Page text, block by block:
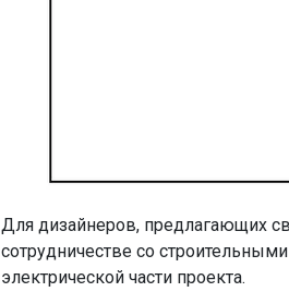
Для дизайнеров, предлагающих
сотрудничестве со
электрической части проекта.